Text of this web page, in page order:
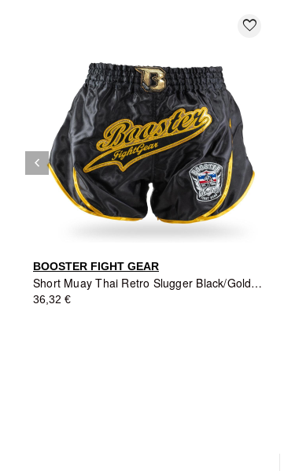
favorite_border
BOOSTER FIGHT GEAR
Short Muay Thai Retro Slugger Black/Gold - Booster Fight Gear
36,32 €
Précédent
keyboard_arrow_left